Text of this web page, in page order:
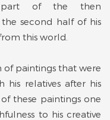
part of the then
second half of his
this world.
of paintings that were
his relatives after his
these paintings one
to his creative